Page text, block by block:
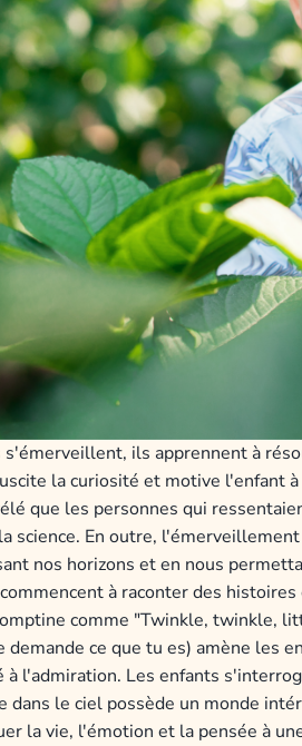
ils apprennent à
la curiosité et motive l'enfant
que les personnes qui
science. En outre,
nos horizons et en nous
à raconter des
comme "Twinkle, twinkle,
demande ce que tu es) amène les
à l'admiration. Les enfants
dans le ciel possède un monde
la vie, l'émotion et la pensée à